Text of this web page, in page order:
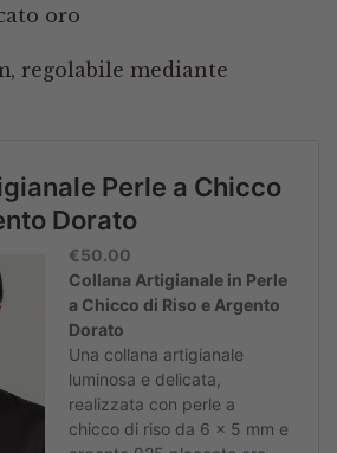
oro
regolabile mediante